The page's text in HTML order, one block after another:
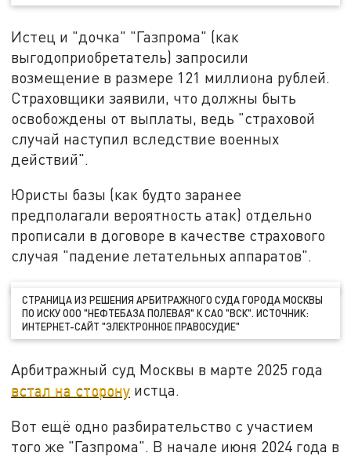
Истец и "дочка" "Газпрома" (как
выгодоприобретатель) запросили
возмещение в размере 121 миллиона рублей.
Страховщики заявили, что должны быть
освобождены от выплаты, ведь "страховой
случай наступил вследствие военных
действий".
Юристы базы (как будто заранее
предполагали вероятность атак) отдельно
прописали в договоре в качестве страхового
случая "падение летательных аппаратов".
СТРАНИЦА ИЗ РЕШЕНИЯ АРБИТРАЖНОГО СУДА ГОРОДА МОСКВЫ
ПО ИСКУ ООО "НЕФТЕБАЗА ПОЛЕВАЯ" К САО "ВСК". ИСТОЧНИК:
ИНТЕРНЕТ-САЙТ "ЭЛЕКТРОННОЕ ПРАВОСУДИЕ"
Арбитражный суд Москвы в марте 2025 года
встал на сторону истца.
Вот ещё одно разбирательство с участием
того же "Газпрома". В начале июня 2024 года в